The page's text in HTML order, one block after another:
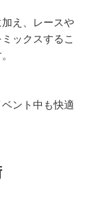
え、レースや
ックスするこ
ント中も快適